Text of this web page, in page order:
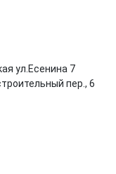
ул.Есенина 7
пер., 6